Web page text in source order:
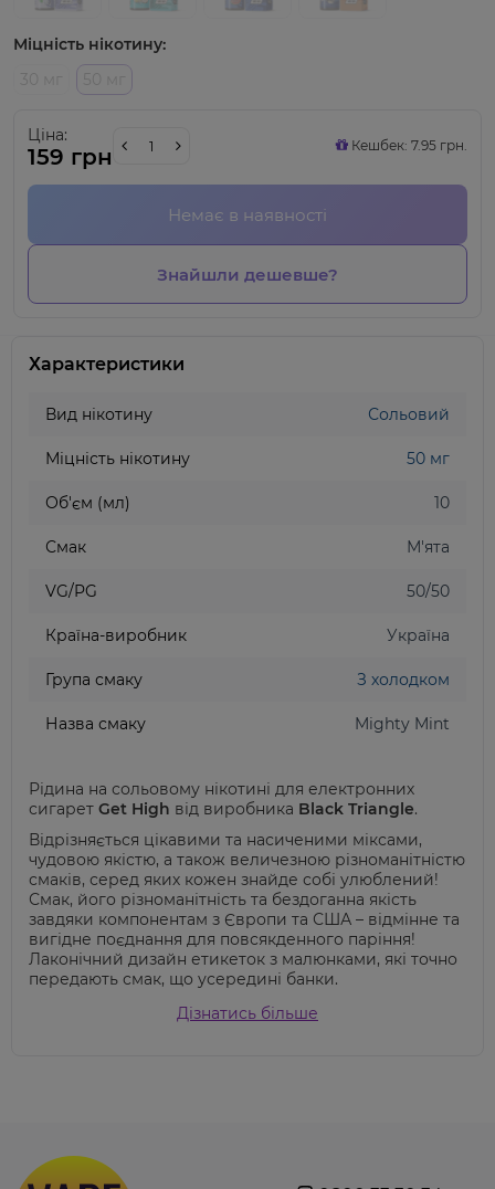
Міцність нікотину:
Ціна:
159 грн Кешбек: 7.95 грн.
Немає в наявності
Знайшли дешевше?
Характеристики
Вид нікотину Сольовий
Міцність нікотину 50 мг
Об'єм (мл) 10
Смак М'ята
VG/PG 50/50
Країна-виробник Україна
Група смаку З холодком
Назва смаку Mighty Mint
Рідина на сольовому нікотині для електронних
сигарет Get High від виробника Black Triangle.
Відрізняється цікавими та насиченими міксами,
чудовою якістю, а також величезною різноманітністю
смаків, серед яких кожен знайде собі улюблений!
Смак, його різноманітність та бездоганна якість
завдяки компонентам з Європи та США – відмінне та
вигідне поєднання для повсякденного паріння!
Лаконічний дизайн етикеток з малюнками, які точно
передають смак, що усередині банки.
Дізнатись більше